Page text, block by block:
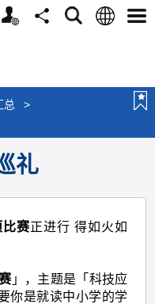
个
分
搜
语
选
总
>
礼
比赛正进行 得如火如
」，主题是「科技应
你是就读中小学的学